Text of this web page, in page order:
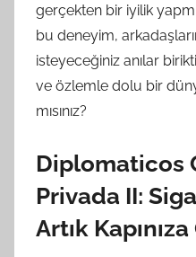
gerçekten bir iyilik
bu deneyim,
isteyeceğiniz anılar
ve özlemle dolu bir
mısınız?
Diplomaticos
Privada II:
Artık